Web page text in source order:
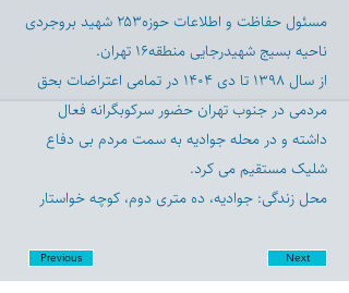
مسئول حفاظت و اطلاعات حوزه۲۵۳ شهید بروجردی
ناحیه بسیج شهیدرجایی منطقه۱۶ تهران.
از سال ۱۳۹۸ تا دی ۱۴۰۴ در تمامی اعتراضات بحق
مردمی در جنوب تهران حضور سرکوبگرانه فعال
داشته و در محله جوادیه به سمت مردم بی دفاع
شلیک مستقیم می کرد.
محل زندگی: جوادیه، ده متری دوم، کوچه خواستار
Previous Next